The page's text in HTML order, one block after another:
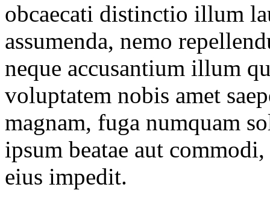
obcaecati distinctio illum
assumenda, nemo
neque accusantium illum
voluptatem nobis amet
magnam, fuga numquam
ipsum beatae aut
eius impedit.